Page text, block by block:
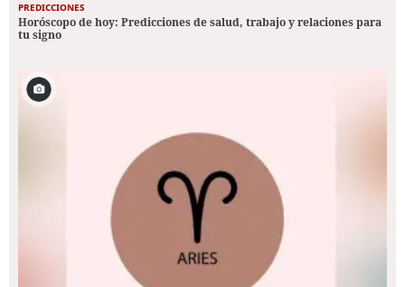
PREDICCIONES
Horóscopo de hoy: Predicciones de salud, trabajo y relaciones para
tu signo